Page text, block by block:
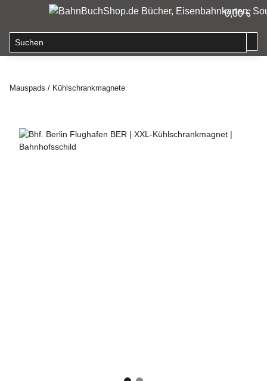
0,00 €
Mauspads / Kühlschrankmagnete